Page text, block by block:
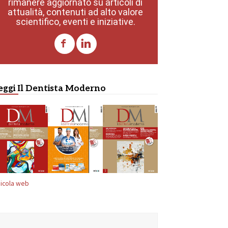
rimanere aggiornato su articoli di
attualità, contenuti ad alto valore
scientifico, eventi e iniziative.
Il Dentista Moderno
web